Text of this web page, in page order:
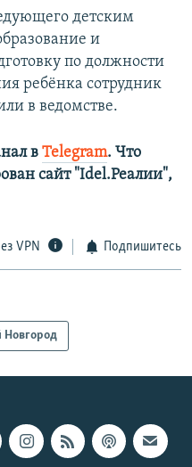
детским
и
по должности
ребёнка сотрудник
в ведомстве.
в Telegram. Что
сайт "Idel.Реалии",
VPN Подпишитесь
Новгород